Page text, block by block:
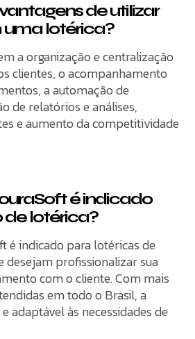
de utilizar
lotérica?
a organização e centralização
clientes, o acompanhamento
a automação de
de relatórios e análises,
e aumento da competitividade
é indicado
de lotérica?
é indicado para lotéricas de
desejam profissionalizar sua
com o cliente. Com mais
em todo o Brasil, a
adaptável às necessidades de